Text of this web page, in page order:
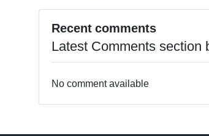
Recent comments
Latest Comments section
No comment available